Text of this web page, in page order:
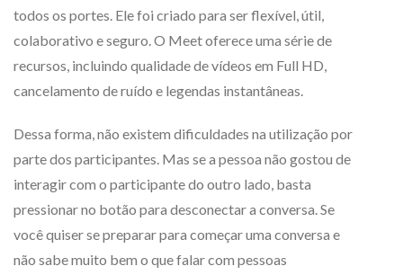
todos os portes. Ele foi criado para ser flexível, útil,
colaborativo e seguro. O Meet oferece uma série de
recursos, incluindo qualidade de vídeos em Full HD,
cancelamento de ruído e legendas instantâneas.
Dessa forma, não existem dificuldades na utilização por
parte dos participantes. Mas se a pessoa não gostou de
interagir com o participante do outro lado, basta
pressionar no botão para desconectar a conversa. Se
você quiser se preparar para começar uma conversa e
não sabe muito bem o que falar com pessoas